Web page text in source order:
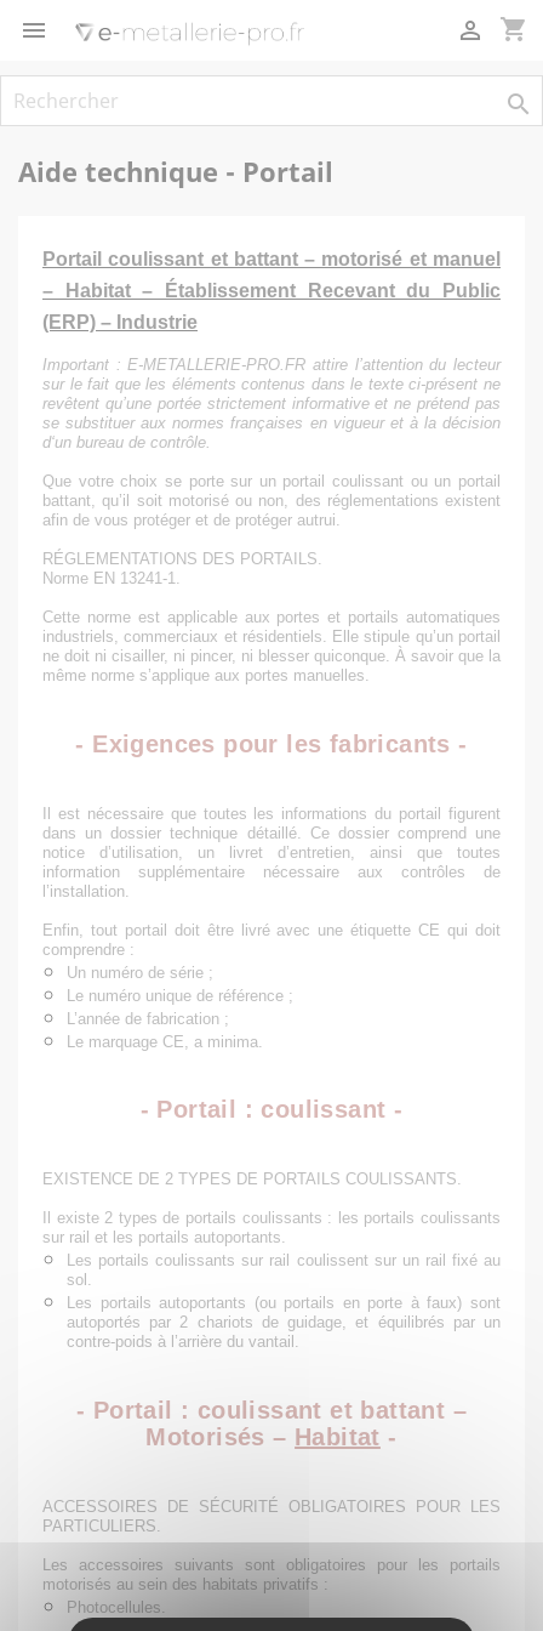
 shopping_cart


Aide technique - Portail
Portail coulissant et battant – motorisé et manuel
– Habitat – Établissement Recevant du Public
(ERP) – Industrie
Important : E-METALLERIE-PRO.FR attire l’attention du lecteur
sur le fait que les éléments contenus dans le texte ci-présent ne
revêtent qu’une portée strictement informative et ne prétend pas
se substituer aux normes françaises en vigueur et à la décision
d‘un bureau de contrôle.
Que votre choix se porte sur un portail coulissant ou un portail
battant, qu’il soit motorisé ou non, des réglementations existent
afin de vous protéger et de protéger autrui.
RÉGLEMENTATIONS DES PORTAILS.
Norme EN 13241-1.
Cette normeest applicable aux portes et portails automatiques
industriels,commerciaux et résidentiels. Elle stipule qu’un portail
ne doit ni cisailler, ni pincer, ni blesser quiconque. À savoir que la
même norme s’applique aux portes manuelles.
- Exigences pour les fabricants -
Il est nécessaire que toutes les informations du portail figurent
dans un dossier technique détaillé. Ce dossier comprend une
notice d’utilisation , un livret d’entretien , ainsi que toutes
information supplémentaire nécessaire aux contrôles de
l’installation.
Enfin, tout portail doit être livré avec uneétiquette CE qui doit
comprendre :
Un numéro de série ;
Le numéro unique de référence ;
L’année de fabrication ;
Le marquage CE, a minima.
- Portail : coulissant -
EXISTENCE DE 2 TYPES DE PORTAILS COULISSANTS.
Il existe 2 types de portails coulissants : les portails coulissants
sur rail et les portails autoportants.
Les portails coulissantssur rail
coulissent sur un rail fixé au
sol.
Les portails autoportants (ou portails en porte à faux) sont
autoportés par 2 chariots de guidage, et équilibrés par un
contre-poids à l’arrière du vantail.
- Portail : coulissant et battant –
Motorisés – Habitat -
ACCESSOIRES DE SÉCURITÉ OBLIGATOIRES POUR LES
PARTICULIERS.
Les accessoires suivants sont obligatoires pour les portails
motorisés au sein des habitats privatifs :
Photocellules